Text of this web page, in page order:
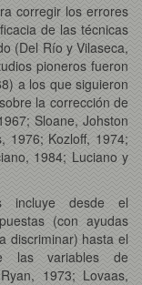
corregir los errores
de las técnicas
(Del Río y Vilaseca,
pioneros fueron
a los que siguieron
la corrección de
Sloane, Johston
1976; Kozloff, 1974;
1984; Luciano y
incluye desde el
(con ayudas
discriminar) hasta el
las variables de
1973; Lovaas,